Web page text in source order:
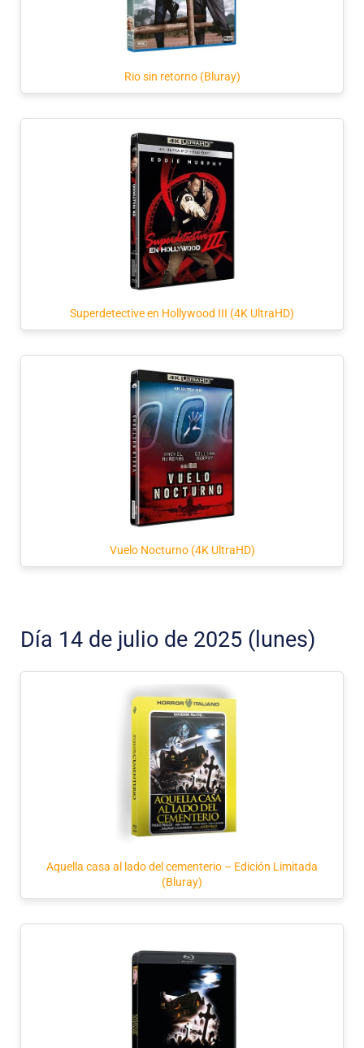
Rio sin retorno (Bluray)
Superdetective en Hollywood III (4K UltraHD)
Vuelo Nocturno (4K UltraHD)
Día 14 de julio de 2025 (lunes)
Aquella casa al lado del cementerio – Edición Limitada
(Bluray)